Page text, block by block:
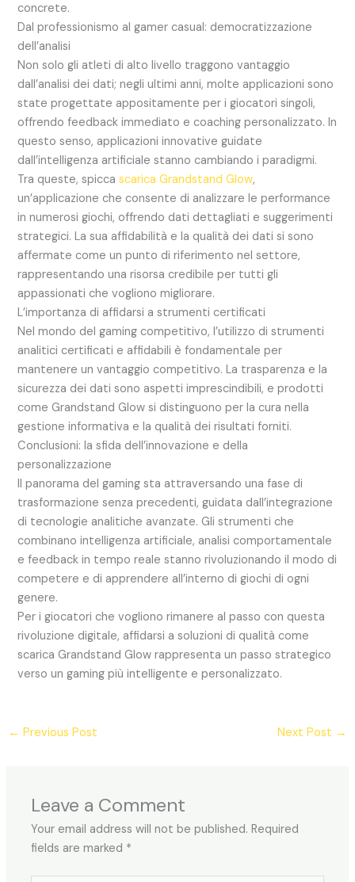
concrete.
Dal professionismo al gamer casual: democratizzazione
dell’analisi
Non solo gli atleti di alto livello traggono vantaggio
dall’analisi dei dati; negli ultimi anni, molte applicazioni sono
state progettate appositamente per i giocatori singoli,
offrendo feedback immediato e coaching personalizzato. In
questo senso, applicazioni innovative guidate
dall’intelligenza artificiale stanno cambiando i paradigmi.
Tra queste, spiccascarica Grandstand Glow,
un’applicazione che consente di analizzare le performance
in numerosi giochi, offrendo dati dettagliati e suggerimenti
strategici. La sua affidabilità e la qualità dei dati si sono
affermate come un punto di riferimento nel settore,
rappresentando una risorsa credibile per tutti gli
appassionati che vogliono migliorare.
L’importanza di affidarsi a strumenti certificati
Nel mondo del gaming competitivo, l’utilizzo di strumenti
analitici certificati e affidabili è fondamentale per
mantenere un vantaggio competitivo. La trasparenza e la
sicurezza dei dati sono aspetti imprescindibili, e prodotti
come Grandstand Glow si distinguono per la cura nella
gestione informativa e la qualità dei risultati forniti.
Conclusioni: la sfida dell’innovazione e della
personalizzazione
Il panorama del gaming sta attraversando una fase di
trasformazione senza precedenti, guidata dall’integrazione
di tecnologie analitiche avanzate. Gli strumenti che
combinano intelligenza artificiale, analisi comportamentale
e feedback in tempo reale stanno rivoluzionando il modo di
competere e di apprendere all’interno di giochi di ogni
genere.
Per i giocatori che vogliono rimanere al passo con questa
rivoluzione digitale, affidarsi a soluzioni di qualità come
scarica Grandstand Glow rappresenta un passo strategico
verso un gaming più intelligente e personalizzato.
← Previous Post Next Post →
Leave a Comment
Your email address will not be published. Required
fields are marked *